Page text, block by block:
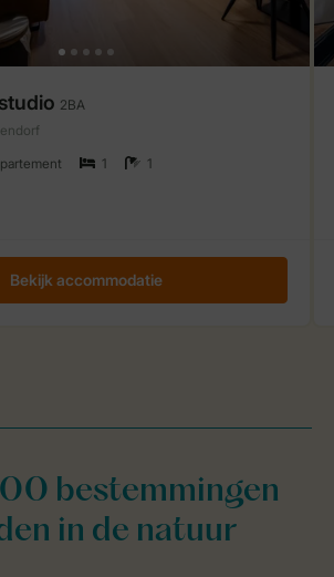
bestemmingen
in de natuur